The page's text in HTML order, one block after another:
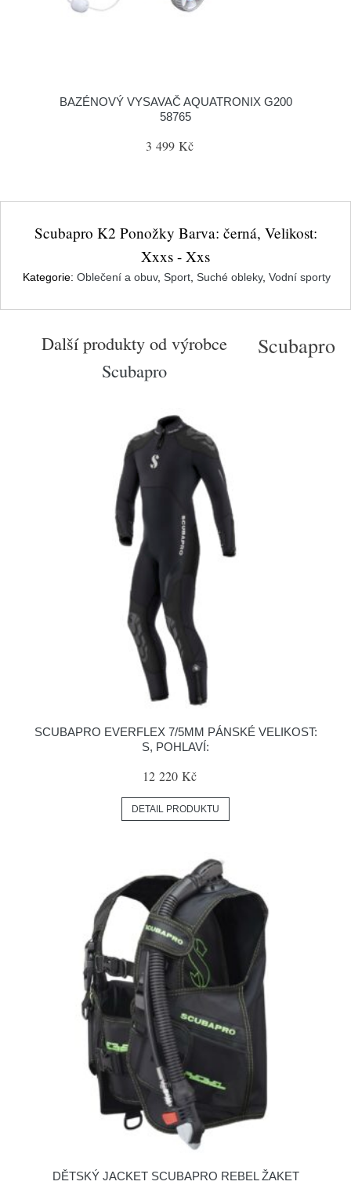
BAZÉNOVÝ VYSAVAČ AQUATRONIX G200
58765
3 499 Kč
Scubapro K2 Ponožky Barva: černá, Velikost:
Xxxs - Xxs
Kategorie: Oblečení a obuv, Sport, Suché obleky, Vodní sporty
Další produkty od výrobce
Scubapro
Scubapro
SCUBAPRO EVERFLEX 7/5MM PÁNSKÉ VELIKOST:
S, POHLAVÍ:
12 220 Kč
DETAIL PRODUKTU
DĚTSKÝ JACKET SCUBAPRO REBEL ŽAKET